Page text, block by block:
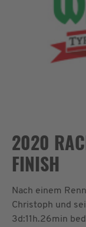
2020
FINISH
Nach einem
Christoph und
3d:11h.26min